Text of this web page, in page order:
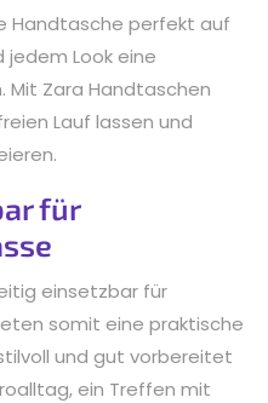
Handtasche perfekt auf
Look eine
Mit Zara Handtaschen
Lauf lassen und
für
einsetzbar für
somit eine praktische
und gut vorbereitet
ein Treffen mit